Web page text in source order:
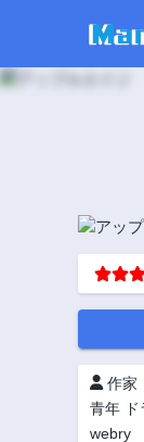
作家
青年
webry